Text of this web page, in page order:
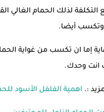
التكلفة لذلك الحمام الغالي
أيضا.
إما ان تكسب من غواية
انت وحدك.
:. اهمية الفلفل الأسود